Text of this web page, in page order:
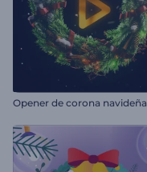
Opener de corona navideña